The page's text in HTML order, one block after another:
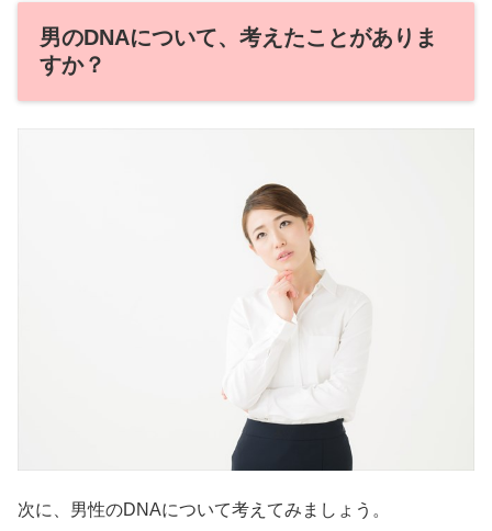
男のDNAについて、考えたことがありま
すか？
次に、男性のDNAについて考えてみましょう。